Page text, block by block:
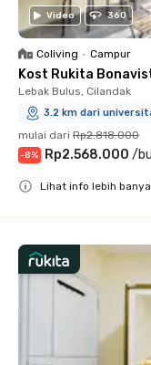
Video 360
Coliving • Campur
Kost Rukita
Lebak Bulus, Cilandak
3.2 km dari
mulai dari Rp2.818.000
-8% Rp2.568.000 /
Lihat info lebih